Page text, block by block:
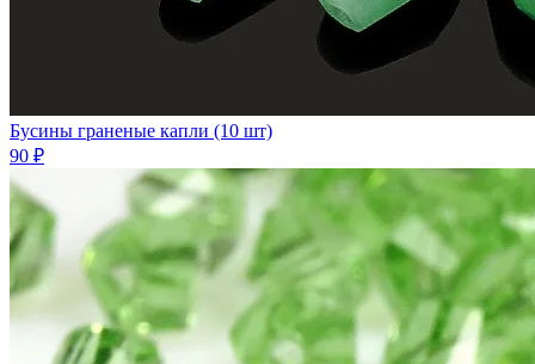
Бусины граненые капли (10 шт)
90 ₽